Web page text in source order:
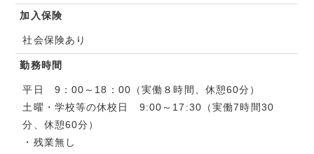
加入保険
社会保険あり
勤務時間
平日 9：00～18：00（実働８時間、休憩60分）
土曜・学校等の休校日 9:00～17:30（実働7時間30
分、休憩60分）
・残業無し